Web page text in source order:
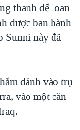
thanh để loan
được ban hành
Sunni này đã
đánh vào trụ
vào một căn